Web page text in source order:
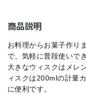
商品説明
お料理からお菓子作り
で、気軽に普段使いで
大きなウィスクはメレ
ィスクは200mlの計量
に便利です。